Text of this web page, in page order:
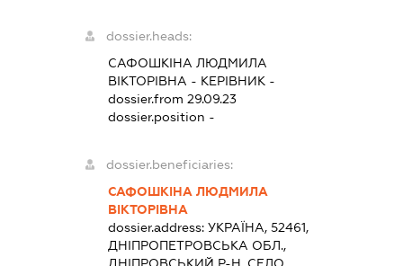
dossier.heads:
САФОШКІНА ЛЮДМИЛА
ВІКТОРІВНА - КЕРІВНИК-
dossier.from 29.09.23
dossier.position -
dossier.beneficiaries:
САФОШКІНА ЛЮДМИЛА
ВІКТОРІВНА
dossier.address: УКРАЇНА, 52461,
ДНІПРОПЕТРОВСЬКА ОБЛ.,